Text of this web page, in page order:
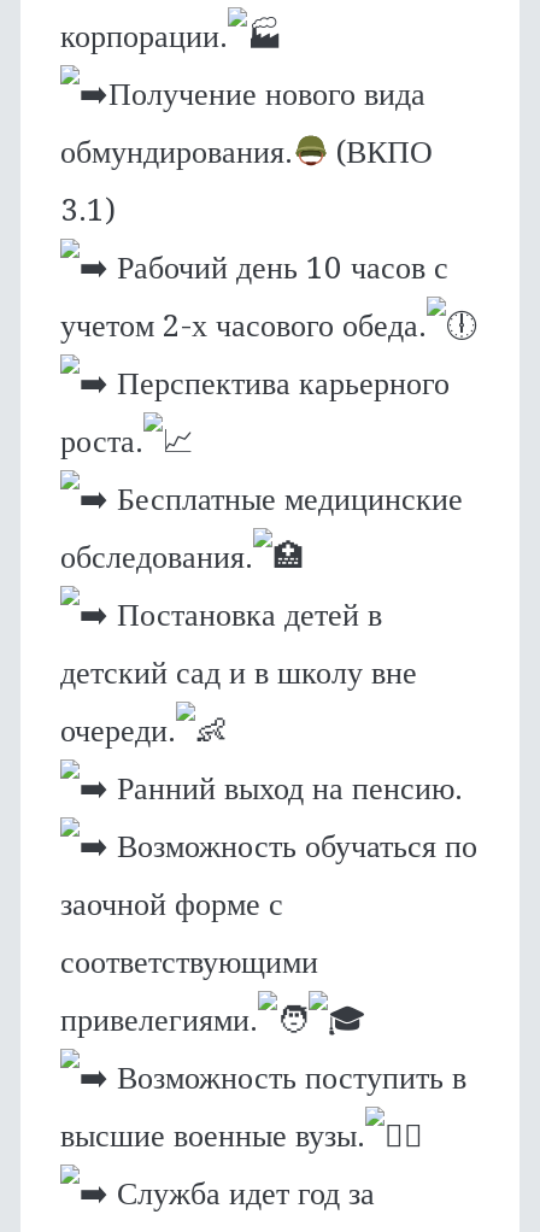
корпорации.
Получение нового вида
обмундирования.
(ВКПО
3.1)
Рабочий день 10 часов с
учетом 2-х часового обеда.
Перспектива карьерного
роста.
Бесплатные медицинские
обследования.
Постановка детей в
детский сад и в школу вне
очереди.
Ранний выход на пенсию.
Возможность обучаться по
заочной форме с
соответствующими
привелегиями.
Возможность поступить в
высшие военные вузы.
Служба идет год за